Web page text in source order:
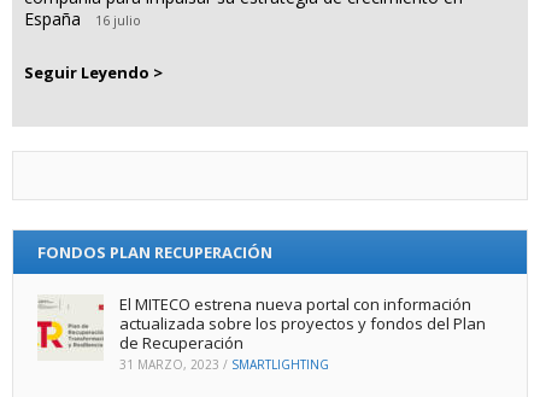
España
16 julio
Seguir Leyendo >
FONDOS PLAN RECUPERACIÓN
El MITECO estrena nueva portal con información
actualizada sobre los proyectos y fondos del Plan
de Recuperación
31 MARZO, 2023 / SMARTLIGHTING